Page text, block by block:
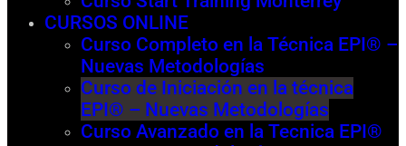
CURSOS ONLINE
Curso Completo en la Técnica EPI® –
Nuevas Metodologías
Curso de Iniciación en la técnica
EPI® – Nuevas Metodologías
Curso Avanzado en la Tecnica EPI®